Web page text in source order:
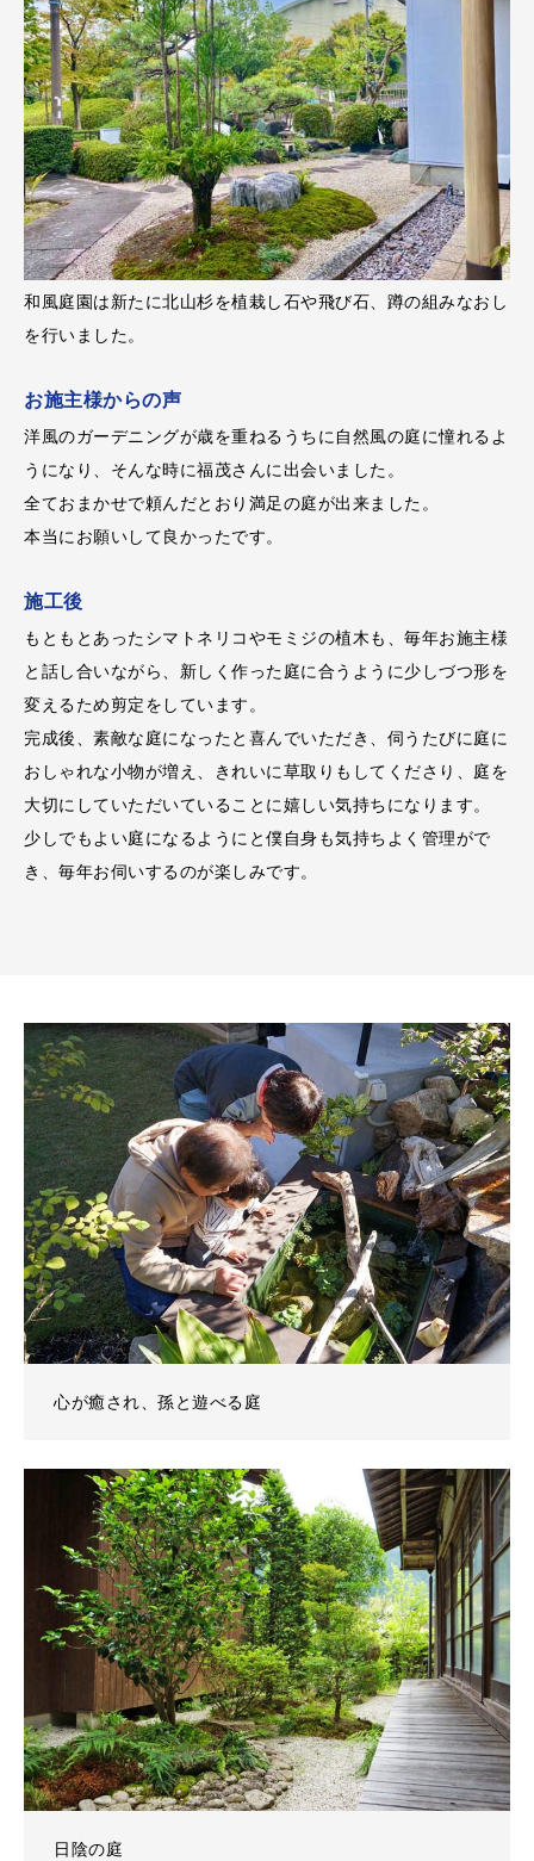
和風庭園は新たに北山杉を植栽し石や飛び石、蹲の組みなおし
を行いました。
お施主様からの声
洋風のガーデニングが歳を重ねるうちに自然風の庭に憧れるよ
うになり、そんな時に福茂さんに出会いました。
全ておまかせで頼んだとおり満足の庭が出来ました。
本当にお願いして良かったです。
施工後
もともとあったシマトネリコやモミジの植木も、毎年お施主様
と話し合いながら、新しく作った庭に合うように少しづつ形を
変えるため剪定をしています。
完成後、素敵な庭になったと喜んでいただき、伺うたびに庭に
おしゃれな小物が増え、きれいに草取りもしてくださり、庭を
大切にしていただいていることに嬉しい気持ちになります。
少しでもよい庭になるようにと僕自身も気持ちよく管理がで
き、毎年お伺いするのが楽しみです。
心が癒され、孫と遊べる庭
日陰の庭